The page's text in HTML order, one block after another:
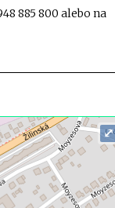
885 800 alebo na
⤢